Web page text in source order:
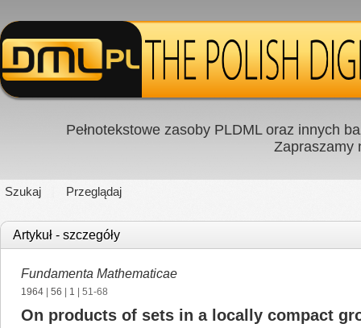
Pełnotekstowe zasoby PLDML oraz innych
Zapraszamy
Szukaj Przeglądaj
Artykuł - szczegóły
Fundamenta Mathematicae
1964 56 1 | 51-68
On products of sets in a locally compact